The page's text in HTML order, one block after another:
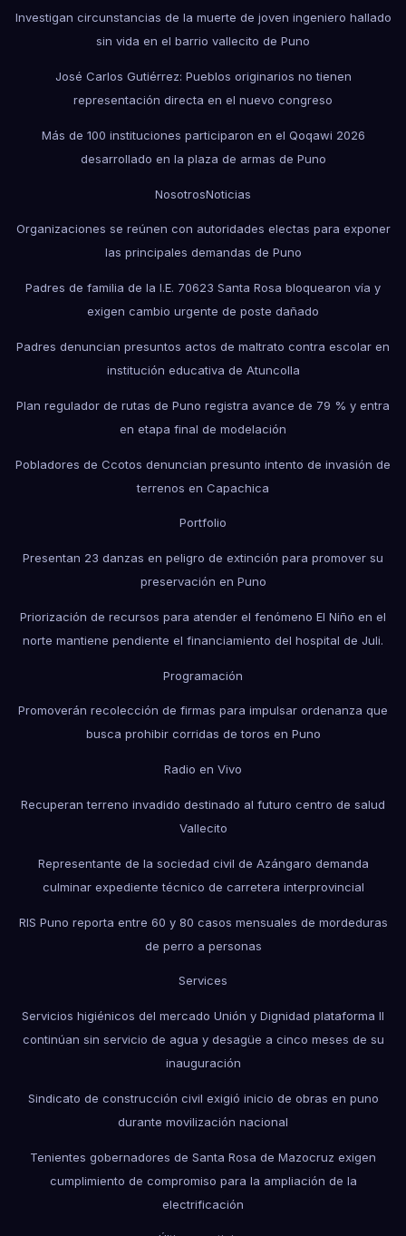
Investigan circunstancias de la muerte de joven ingeniero hallado
sin vida en el barrio vallecito de Puno
José Carlos Gutiérrez: Pueblos originarios no tienen
representación directa en el nuevo congreso
Más de 100 instituciones participaron en el Qoqawi 2026
desarrollado en la plaza de armas de Puno
NosotrosNoticias
Organizaciones se reúnen con autoridades electas para exponer
las principales demandas de Puno
Padres de familia de la I.E. 70623 Santa Rosa bloquearon vía y
exigen cambio urgente de poste dañado
Padres denuncian presuntos actos de maltrato contra escolar en
institución educativa de Atuncolla
Plan regulador de rutas de Puno registra avance de 79 % y entra
en etapa final de modelación
Pobladores de Ccotos denuncian presunto intento de invasión de
terrenos en Capachica
Portfolio
Presentan 23 danzas en peligro de extinción para promover su
preservación en Puno
Priorización de recursos para atender el fenómeno El Niño en el
norte mantiene pendiente el financiamiento del hospital de Juli.
Programación
Promoverán recolección de firmas para impulsar ordenanza que
busca prohibir corridas de toros en Puno
Radio en Vivo
Recuperan terreno invadido destinado al futuro centro de salud
Vallecito
Representante de la sociedad civil de Azángaro demanda
culminar expediente técnico de carretera interprovincial
RIS Puno reporta entre 60 y 80 casos mensuales de mordeduras
de perro a personas
Services
Servicios higiénicos del mercado Unión y Dignidad plataforma II
continúan sin servicio de agua y desagüe a cinco meses de su
inauguración
Sindicato de construcción civil exigió inicio de obras en puno
durante movilización nacional
Tenientes gobernadores de Santa Rosa de Mazocruz exigen
cumplimiento de compromiso para la ampliación de la
electrificación